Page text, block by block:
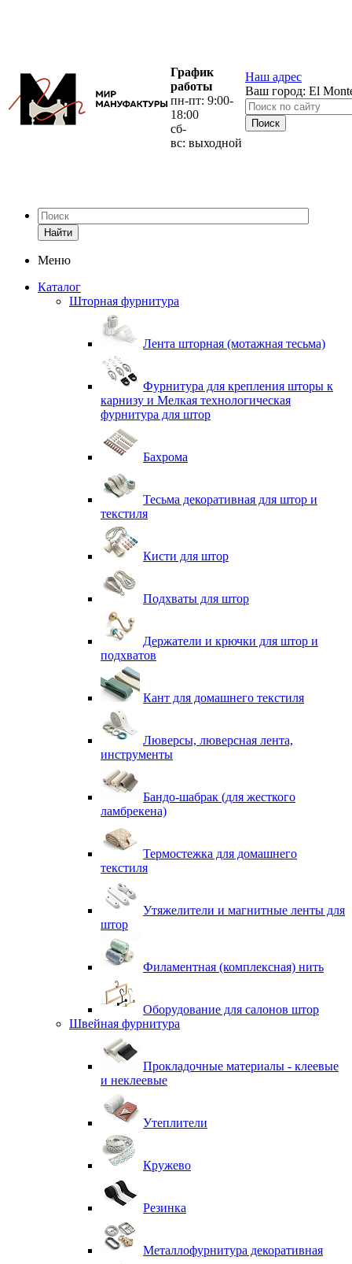
График
работы
пн-пт: 9:00-
18:00
сб-
вс: выходной
Наш адрес
Ваш город: El
Найти
Меню
Каталог
Шторная фурнитура
Лента шторная (мотажная тесьма)
Фурнитура для крепления шторы к
карнизу и Мелкая технологическая
фурнитура для штор
Бахрома
Тесьма декоративная для штор и
текстиля
Кисти для штор
Подхваты для штор
Держатели и крючки для штор и
подхватов
Кант для домашнего текстиля
Люверсы, люверсная лента,
инструменты
Бандо-шабрак (для жесткого
ламбрекена)
Термостежка для домашнего
текстиля
Утяжелители и магнитные ленты для
штор
Филаментная (комплексная) нить
Оборудование для салонов штор
Швейная фурнитура
Прокладочные материалы - клеевые
и неклеевые
Утеплители
Кружево
Резинка
Металлофурнитура декоративная